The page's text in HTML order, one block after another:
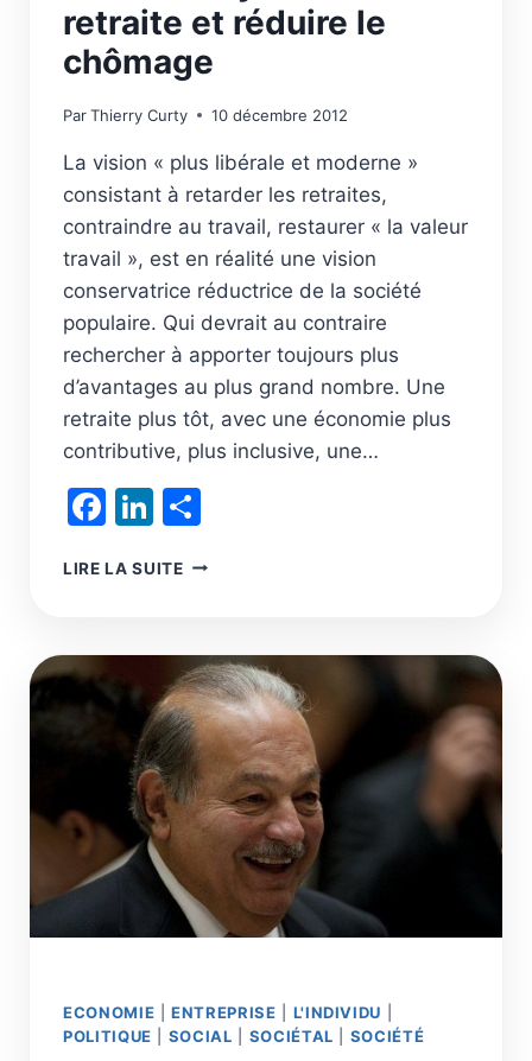
retraite et réduire le
chômage
ParThierry Curty 10 décembre 2012
La vision « plus libérale et moderne »
consistant à retarder les retraites,
contraindre au travail, restaurer « la valeur
travail », est en réalité une vision
conservatrice réductrice de la société
populaire. Qui devrait au contraire
rechercher à apporter toujours plus
d’avantages au plus grand nombre. Une
retraite plus tôt, avec une économie plus
contributive, plus inclusive, une…
Facebook
LinkedIn
LIRE LA SUITECOMMENT
55
ANS
POUR
TOUS
PEUT
SAUVER
LE
SYSTÈME
RETRAITE
ET
RÉDUIRE
ECONOMIE |ENTREPRISE L'INDIVIDU
POLITIQUE
SOCIAL SOCIÉTAL SOCIÉTÉ